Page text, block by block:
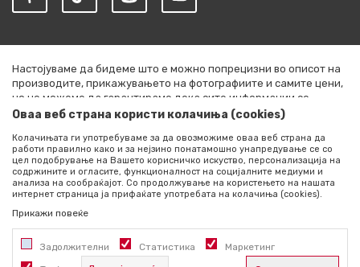
Настојуваме да бидеме што е можно попрецизни во описот на
производите, прикажувањето на фотографиите и самите цени,
но не можеме да гарантираме дека сите информации се
комплетни и без грешки. Сите артикли прикажани на сајтот се
секој момент. Расположливоста на производите можете да ја
проверите со повик на +389 76 444 490
©2026 literatura.mk, Изработено одNB SOFT. Сите права
задржани.
Оваа веб страна користи колачиња (cookies)
Колачињата ги употребуваме за да овозможиме оваа веб страна да
работи правилно како и за нејзино понатамошно унапредување се со
цел подобрување на Вашето корисничко искуство, персонализација на
содржините и огласите, функционалност на социјалните медиуми и
анализа на сообраќајот. Со продолжување на користењето на нашата
интернет страница ја прифаќате употребата на колачиња (cookies).
Прикажи повеќе
Задолжителни Статистика Маркетинг